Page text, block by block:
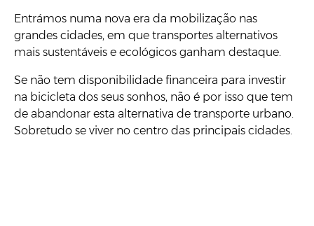
Entrámos numa nova era da mobilização nas
grandes cidades, em que transportes alternativos
mais sustentáveis e ecológicos ganham destaque.
Se não tem disponibilidade financeira para investir
na bicicleta dos seus sonhos, não é por isso que tem
de abandonar esta alternativa de transporte urbano.
Sobretudo se viver no centro das principais cidades.